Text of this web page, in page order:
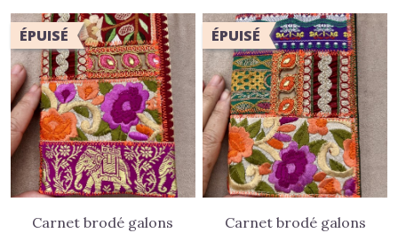
ÉPUISÉ
Carnet brodé galons
ÉPUISÉ
Carnet brodé galons